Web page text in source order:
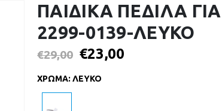
ΠΑΙΔΙΚΑ ΠΕΔΙΛΑ
2299-0139-ΛΕΥΚΟ
€29,00 €23,00
ΧΡΩΜΑ: ΛΕΥΚΟ